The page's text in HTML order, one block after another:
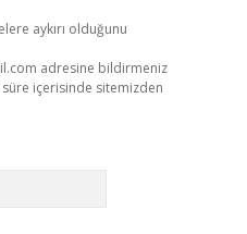
aykırı olduğunu
adresine bildirmeniz
içerisinde sitemizden